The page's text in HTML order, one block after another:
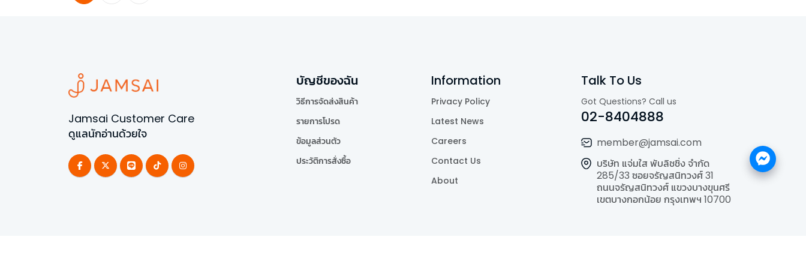
Jamsai Customer Care
ดูแลนักอ่านด้วยใจ
บัญชีของฉัน
วิธีการจัดส่งสินค้า
รายการโปรด
ข้อมูลส่วนตัว
ประวัติการสั่งซื้อ
Information
Privacy Policy
Latest News
Careers
Contact Us
About
Talk To Us
Got Questions? Call us
02-8404888
member@jamsai.com
บริษัท แจ่มใส พับลิชชิ่ง จำกัด
285/33 ซอยจรัญสนิทวงศ์ 31
ถนนจรัญสนิทวงศ์ แขวงบางขุนศรี
เขตบางกอกน้อย กรุงเทพฯ 10700